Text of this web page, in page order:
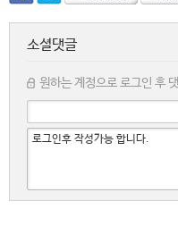
소셜댓글
원하는 계정으로 로그인 후